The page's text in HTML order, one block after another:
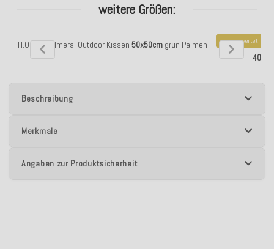
weitere Größen:
H.O.C.K. Palmeral Outdoor Kissen 50x50cmgrün Palmen Top bewertet
H.O.C.K.
Beschreibung
Merkmale
Angaben zur Produktsicherheit